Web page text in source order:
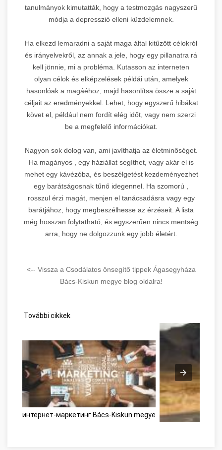
tanulmányok kimutatták, hogy a testmozgás nagyszerű
módja a depresszió elleni küzdelemnek.
Ha elkezd lemaradni a saját maga által kitűzött célokról
és irányelvekről, az annak a jele, hogy egy pillanatra rá
kell jönnie, mi a probléma. Kutasson az interneten
olyan célok és elképzelések példái után, amelyek
hasonlóak a magáéhoz, majd hasonlítsa össze a saját
céljait az eredményekkel. Lehet, hogy egyszerű hibákat
követ el, például nem fordít elég időt, vagy nem szerzi
be a megfelelő információkat.
Nagyon sok dolog van, ami javíthatja az életminőséget.
Ha magányos , egy háziállat segíthet, vagy akár el is
mehet egy kávézóba, és beszélgetést kezdeményezhet
egy barátságosnak tűnő idegennel. Ha szomorú ,
rosszul érzi magát, menjen el tanácsadásra vagy egy
barátjához, hogy megbeszélhesse az érzéseit. A lista
még hosszan folytatható, és egyszerűen nincs mentség
arra, hogy ne dolgozzunk egy jobb életért.
<-- Vissza a Csodálatos önsegítő tippek Ágasegyháza
Bács-Kiskun megye blog oldalra!
További cikkek
интернет-маркетинг Bács-Kiskun megye